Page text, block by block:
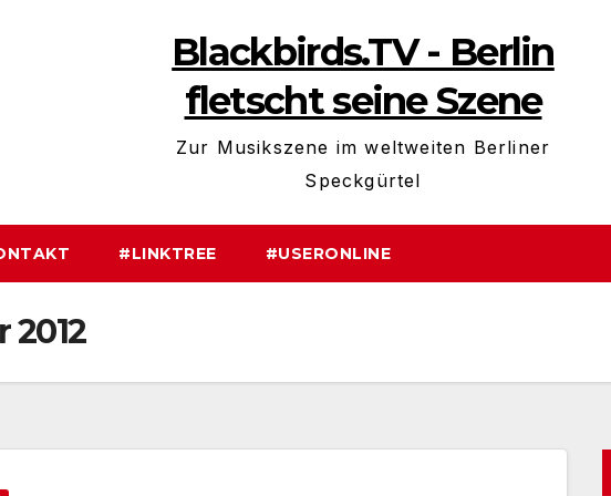
Blackbirds.TV - Berlin
fletscht seine Szene
Zur Musikszene im weltweiten Berliner
Speckgürtel
#LINKTREE #USERONLINE
2012